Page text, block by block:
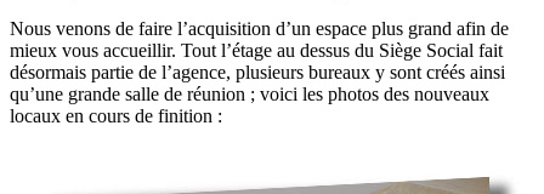
Nous venons de faire l’acquisition d’un espace plus grand afin de
mieux vous accueillir. Tout l’étage au dessus du Siège Social fait
désormais partie de l’agence, plusieurs bureaux y sont créés ainsi
qu’une grande salle de réunion ; voici les photos des nouveaux
locaux en cours de finition :